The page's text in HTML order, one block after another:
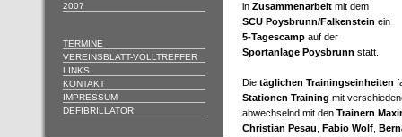
2007
TERMINE
VEREINSBLATT-VOLLTREFFER
LINKS
KONTAKT
IMPRESSUM
DEFIBRILLATOR
in Zusammenarbeit mit dem
SCU Poysbrunn/Falkenstein ein
5-Tagescamp auf der
Sportanlage Poysbrunn statt.
Die täglichen Trainingseinheiten
Stationen Training mit
abwechselnd mit den Trainern
Christian Pesau Fabio Wolf